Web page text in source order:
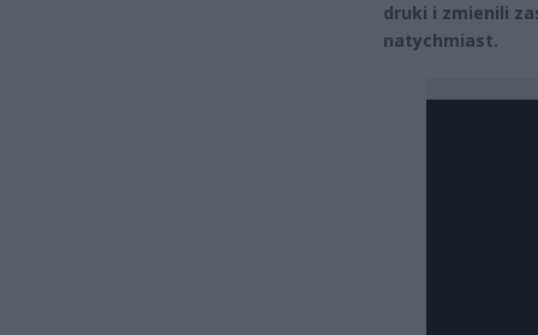
druki i zmienili
natychmiast.